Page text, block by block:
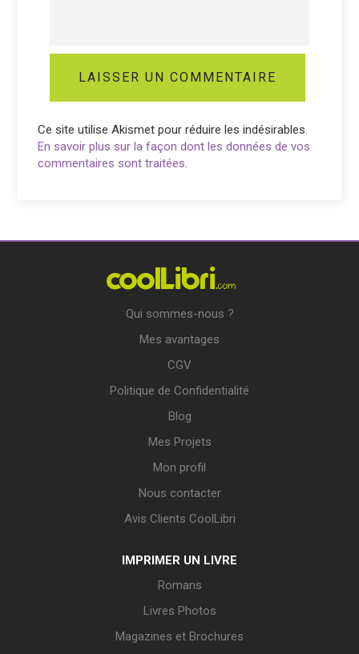
Ce site utilise Akismet pour réduire les indésirables.
En savoir plus sur la façon dont les données de vos
commentaires sont traitées.
Qui sommes-nous ?
Mes avantages
CGV
Politique de Confidentialité
Blog
Mes Projets
Mon profil
Nous contacter
Avis Clients CoolLibri
IMPRIMER UN LIVRE
Romans
Livres Photos
Magazines et Brochures